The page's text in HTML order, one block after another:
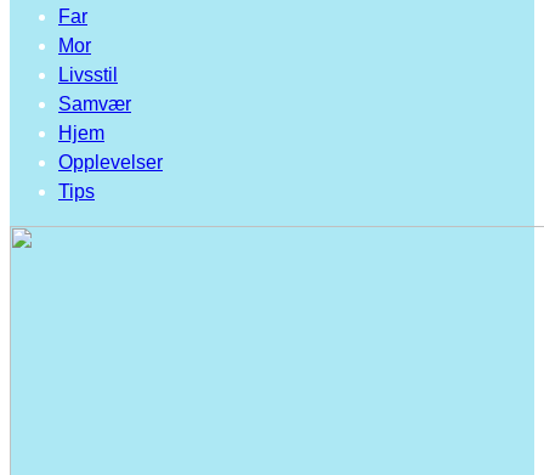
Far
Mor
Livsstil
Samvær
Hjem
Opplevelser
Tips